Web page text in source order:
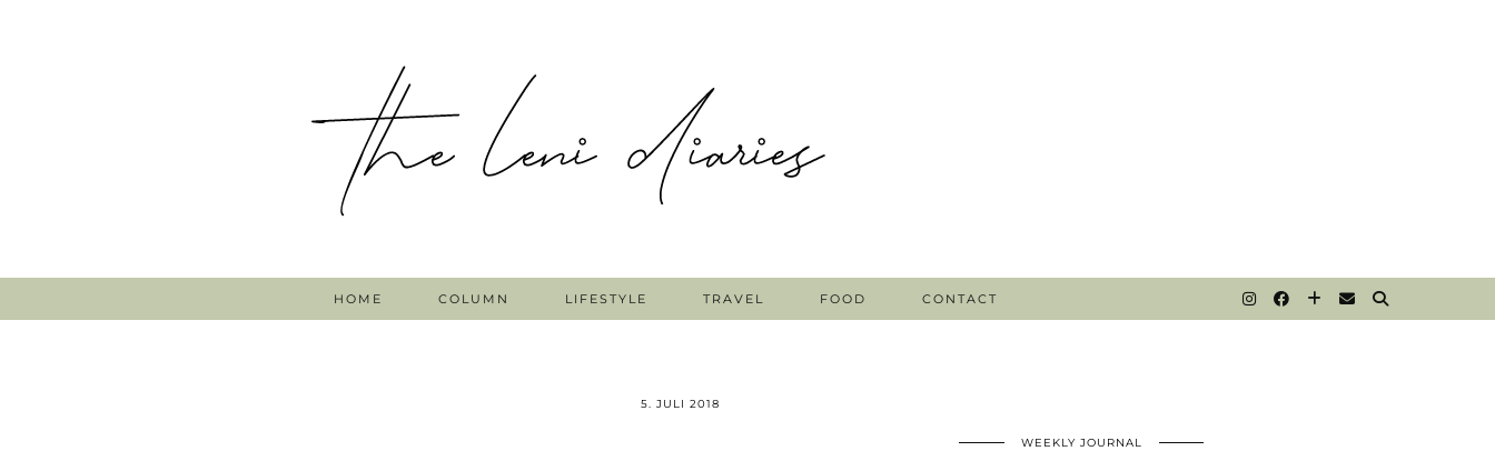
HOME COLUMN LIFESTYLE TRAVEL FOOD CONTACT
5. JULI 2018
WEEKLY JOURNAL